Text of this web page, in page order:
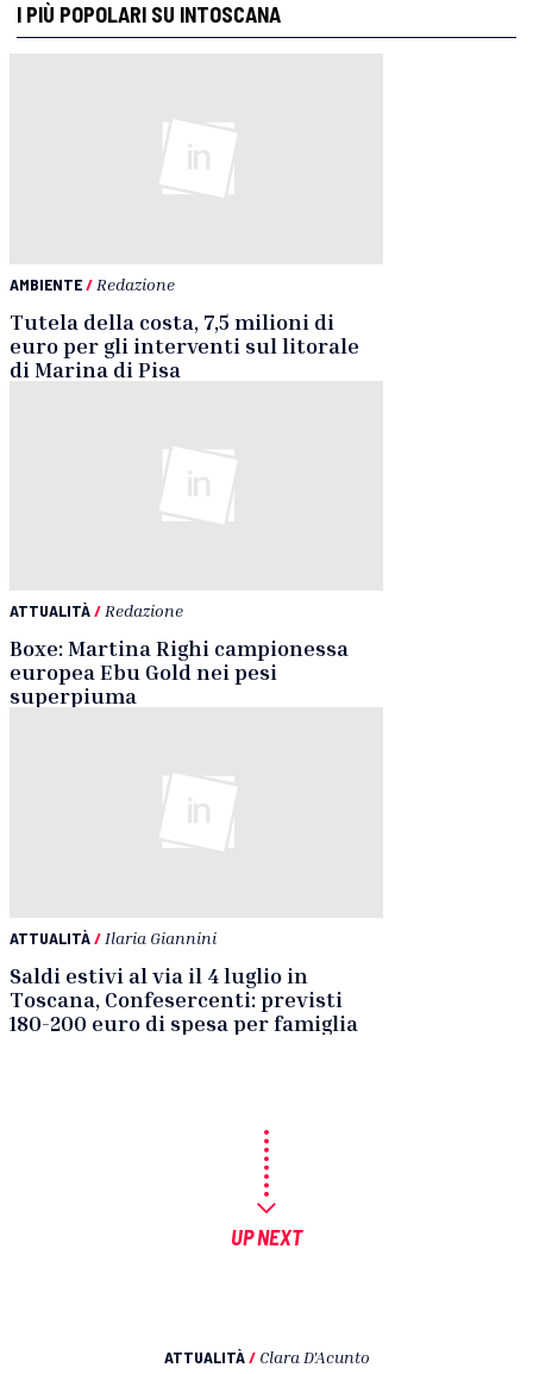
I PIÙ POPOLARI SU INTOSCANA
AMBIENTE/ Redazione
Tutela della costa, 7,5 milioni di
euro per gli interventi sul litorale
di Marina di Pisa
ATTUALITÀ/ Redazione
Boxe: Martina Righi campionessa
europea Ebu Gold nei pesi
superpiuma
ATTUALITÀ/ Ilaria Giannini
Saldi estivi al via il 4 luglio in
Toscana, Confesercenti: previsti
180-200 euro di spesa per famiglia
UP NEXT
ATTUALITÀ / Clara D'Acunto